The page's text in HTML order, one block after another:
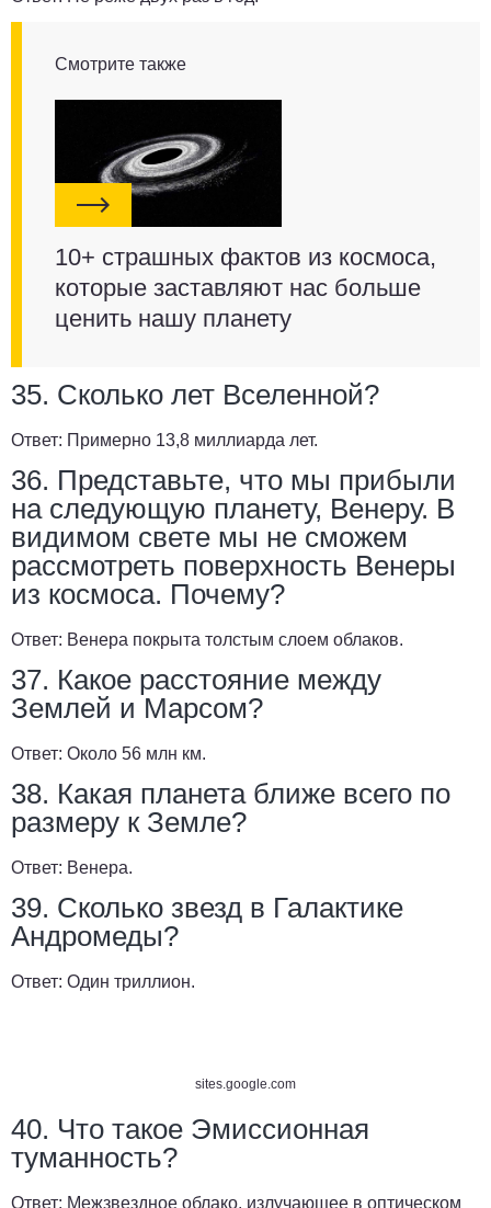
Смотрите также
10+ страшных фактов из космоса,
которые заставляют нас больше
ценить нашу планету
35. Сколько лет Вселенной?
Ответ: Примерно 13,8 миллиарда лет.
36. Представьте, что мы прибыли
на следующую планету, Венеру. В
видимом свете мы не сможем
рассмотреть поверхность Венеры
из космоса. Почему?
Ответ: Венера покрыта толстым слоем облаков.
37. Какое расстояние между
Землей и Марсом?
Ответ: Около 56 млн км.
38. Какая планета ближе всего по
размеру к Земле?
Ответ: Венера.
39. Сколько звезд в Галактике
Андромеды?
Ответ: Один триллион.
sites.google.com
40. Что такое Эмиссионная
туманность?
Ответ: Межзвездное облако, излучающее в оптическом